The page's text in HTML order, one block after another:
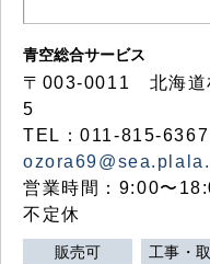
青空総合サービス
〒003-0011 北海道
5
TEL：011-815-
営業時間：9:00〜
不定休
販売可 工事・